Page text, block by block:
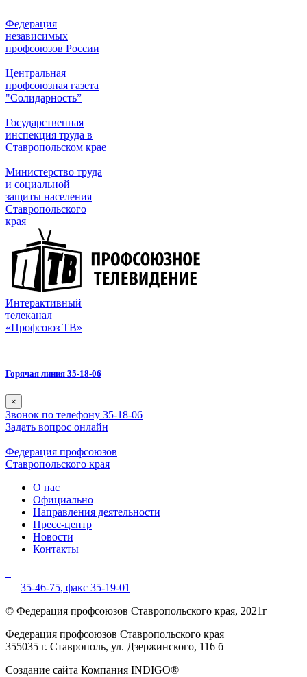
Федерация
независимых
профсоюзов России
Центральная
профсоюзная газета
"Солидарность”
Государственная
инспекция труда в
Ставропольском крае
Министерство труда
и социальной
защиты населения
Ставропольского
края
Интерактивный
телеканал
«Профсоюз ТВ»
Горячая линия 35-18-06
×
Звонок по телефону 35-18-06
Задать вопрос онлайн
Федерация профсоюзов
Ставропольского края
О нас
Официально
Направления деятельности
Пресс-центр
Новости
Контакты
35-46-75, факс 35-19-01
© Федерация профсоюзов Ставропольского края, 2021г
Федерация профсоюзов Ставропольского края
355035 г. Ставрополь, ул. Дзержинского, 116 б
Создание сайта Компания INDIGO®